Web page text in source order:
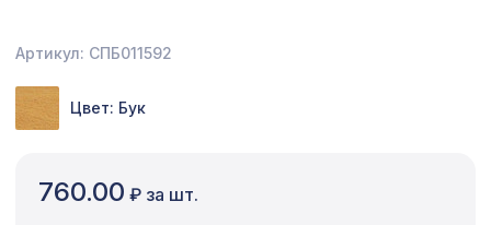
Плинтусы
Распродажа
Артикул: СПБ011592
Цвет: Бук
760.00 ₽ за шт.